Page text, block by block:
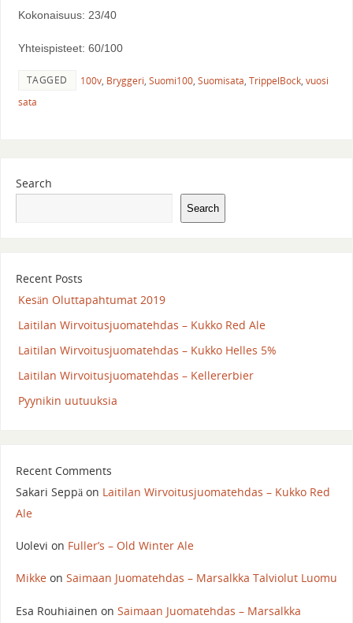
Kokonaisuus: 23/40
Yhteispisteet: 60/100
TAGGED 100v, Bryggeri, Suomi100, Suomisata, TrippelBock, vuosi
sata
Search
Search
Recent Posts
Kesän Oluttapahtumat 2019
Laitilan Wirvoitusjuomatehdas – Kukko Red Ale
Laitilan Wirvoitusjuomatehdas – Kukko Helles 5%
Laitilan Wirvoitusjuomatehdas – Kellererbier
Pyynikin uutuuksia
Recent Comments
Sakari Seppäon Laitilan Wirvoitusjuomatehdas – Kukko Red
Ale
Uolevi on Fuller’s – Old Winter Ale
Mikkeon Saimaan Juomatehdas – Marsalkka Talviolut Luomu
Esa Rouhiainen on Saimaan Juomatehdas – Marsalkka